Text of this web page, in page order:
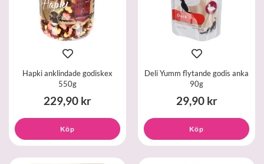
Hapki anklindade godiskex
550g
229,90 kr
Köp
Deli Yumm flytande godis anka
90g
29,90 kr
Köp